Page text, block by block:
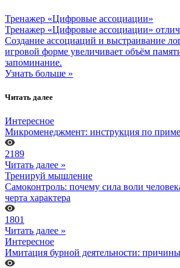
Тренажер «Цифровые ассоциации»
Тренажер «Цифровые ассоциации»
Создание ассоциаций и выстраивание
игровой форме увеличивает объём
запоминание.
Узнать больше »
Читать далее
Интересное
Микроменеджмент: инструкция по
2189
Читать далее »
Тренируй мышление
Самоконтроль: почему сила воли
черта характера
1801
Читать далее »
Интересное
Имитация бурной деятельности: